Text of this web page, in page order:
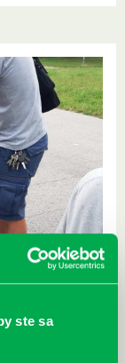
ste sa